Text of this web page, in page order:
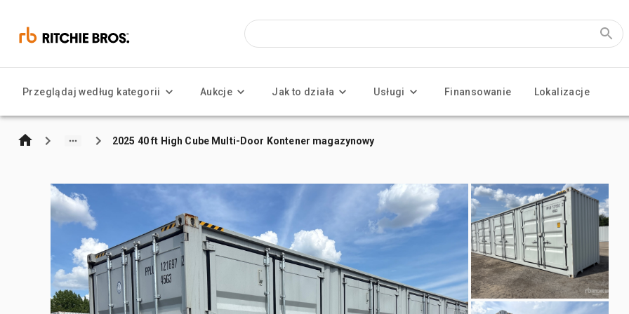
Przeglądaj według kategorii Aukcje Jak to działa Usługi Finansowanie Lokalizacje
2025 40 ft High Cube Multi-Door Kontener magazynowy